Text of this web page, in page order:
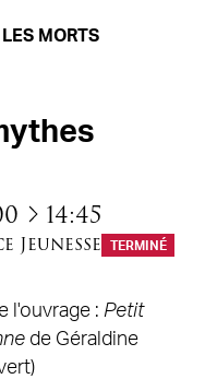
MORTS
à14:45
Jeunesse TERMINÉ
l'ouvrage : Petit
de Géraldine